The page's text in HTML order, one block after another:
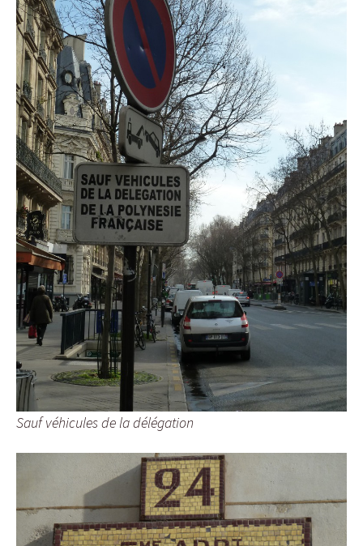
Sauf véhicules de la délégation